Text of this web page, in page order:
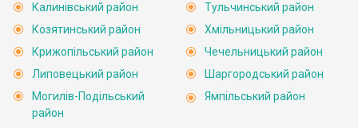
Калинівський район
Козятинський район
Крижопільський район
Липовецький район
Могилів-Подільський
район
Тульчинський район
Хмільницький район
Чечельницький район
Шаргородський район
Ямпільський район